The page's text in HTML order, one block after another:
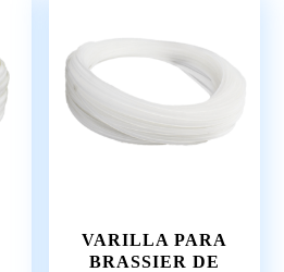
VARILLA PARA
BRASSIER DE